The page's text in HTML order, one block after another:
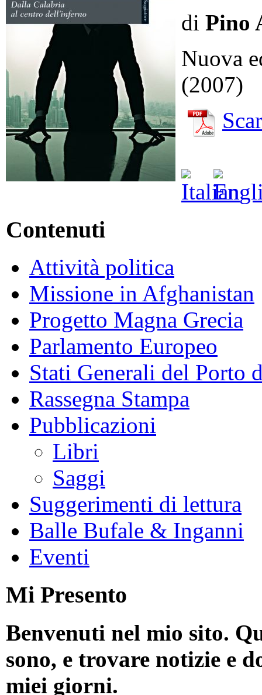
di Pino
Nuova
(2007)
Contenuti
Attività politica
Missione in Afghanistan
Progetto Magna Grecia
Parlamento Europeo
Stati Generali del Porto
Rassegna Stampa
Pubblicazioni
Libri
Saggi
Suggerimenti di lettura
Balle Bufale & Inganni
Eventi
Mi Presento
Benvenuti nel mio sito.
sono, e trovare notizie e
miei giorni.